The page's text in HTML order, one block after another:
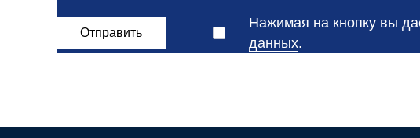
Отправить
Нажимая на кнопку вы
данных.